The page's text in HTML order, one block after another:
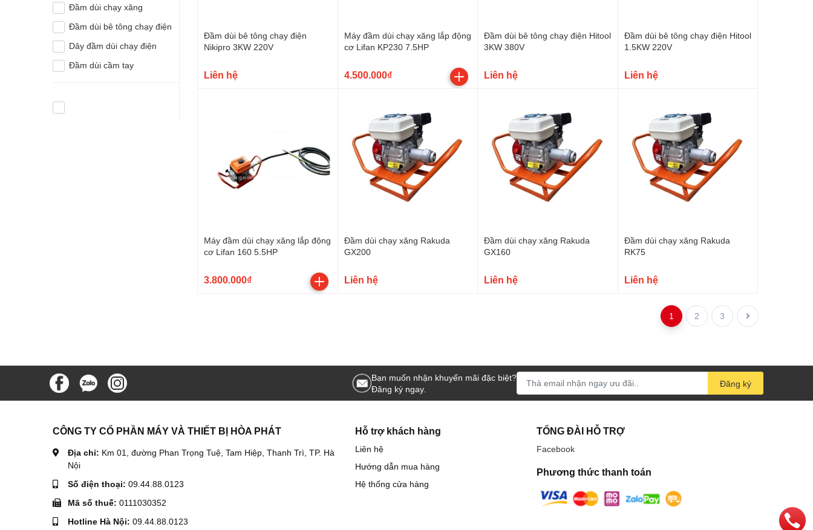
Đầm dùi chạy xăng
Đầm dùi bê tông chạy điện
Dây đầm dùi chạy điện
Đầm dùi cầm tay
Đầm dùi bê tông chạy điện
Nikipro 3KW 220V
Liên hệ
Máy đầm dùi chạy xăng lắp động
cơ Lifan KP230 7.5HP
4.500.000₫
Đầm dùi bê tông chạy điện Hitool
3KW 380V
Liên hệ
Đầm dùi bê tông chạy điện Hitool
1.5KW 220V
Liên hệ
Máy đầm dùi chạy xăng lắp động
cơ Lifan 160 5.5HP
3.800.000₫
Đầm dùi chạy xăng Rakuda
GX200
Liên hệ
Đầm dùi chạy xăng Rakuda
GX160
Liên hệ
Đầm dùi chạy xăng Rakuda
RK75
Liên hệ
1 2 3
Bạn muốn nhận khuyến mãi đặc biệt?
Đăng ký ngay.
Đăng ký
CÔNG TY CỔ PHẦN MÁY VÀ THIẾT BỊ HÒA PHÁT
Địa chỉ: Km 01, đường Phan Trọng Tuệ, Tam Hiệp, Thanh Trì, TP. Hà
Nội
Số điện thoại: 09.44.88.0123
Mã số thuế: 0111030352
Hotline Hà Nội: 09.44.88.0123
Hỗ trợ khách hàng
Liên hệ
Hướng dẫn mua hàng
Hệ thống cửa hàng
TỔNG ĐÀI HỖ TRỢ
Facebook
Phương thức thanh toán